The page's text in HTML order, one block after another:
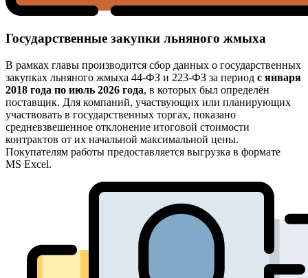
Государственные закупки льняного жмыха
В рамках главы производится сбор данных о государственных
закупках льняного жмыха 44-ФЗ и 223-ФЗ за период с января
2018 года по июль 2026 года, в которых был определён
поставщик. Для компаний, участвующих или планирующих
участвовать в государственных торгах, показано
средневзвешенное отклонение итоговой стоимости
контрактов от их начальной максимальной цены.
Покупателям работы предоставляется выгрузка в формате
MS Excel.